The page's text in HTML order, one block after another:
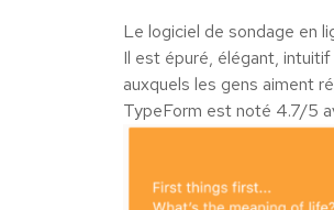
Le logiciel de sondage en
Il est épuré, élégant,
auxquels les gens aiment
TypeForm est noté 4.7/5